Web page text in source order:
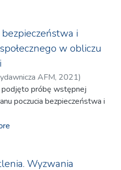
W pierwszym
o tym co musicie
siebie
małą listę filmów i
można
czas. Trzy porady na to. jak
wolny czas
czego nowego można
o naszym mieście -
wywiadów
m.in. o walce o środowisko.
bezpieczeństwa i
w obliczu
AFM, 2021)
;Halista-Telus, Edyta
próbę wstępnej
poczucia bezpieczeństwa i
dorosłych mieszkańców
SARS-CoV-2. Celem
poszukiwanie odpowiedzi na
Wyzwania